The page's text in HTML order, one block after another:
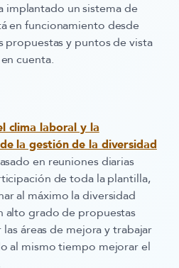
implantado un sistema de
en funcionamiento desde
propuestas y puntos de vista
cuenta.
clima laboral y la
la gestión de la diversidad
en reuniones diarias
de toda la plantilla,
al máximo la diversidad
alto grado de propuestas
áreas de mejora y trabajar
al mismo tiempo mejorar el